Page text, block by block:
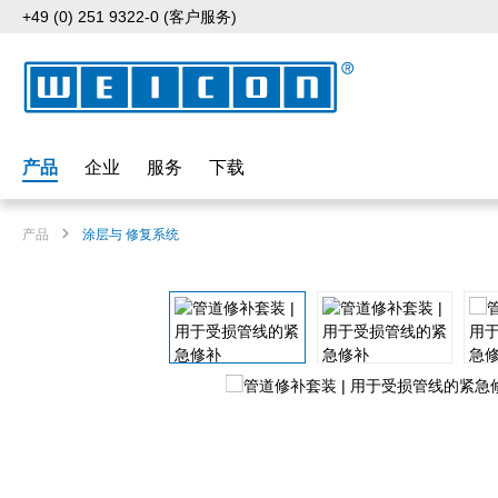
to main content
Skip to search
Skip to main navigation
+49 (0) 251 9322-0 (客户服务)
产品 企业 服务 下载
产品 涂层与 修复系统